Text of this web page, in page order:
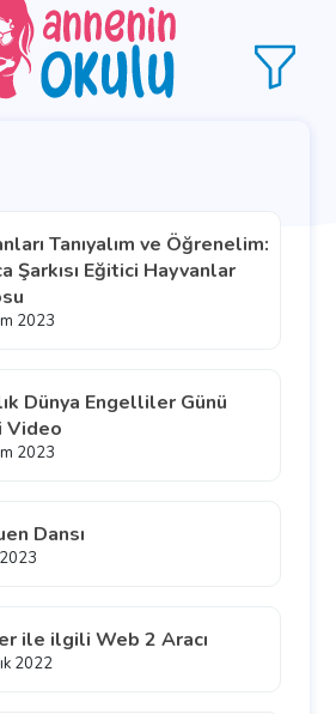
Tanıyalım ve Öğrenelim:
Şarkısı Eğitici Hayvanlar
2023
Dünya Engelliler Günü
Video
2023
Dansı
ile ilgili Web 2 Aracı
2022